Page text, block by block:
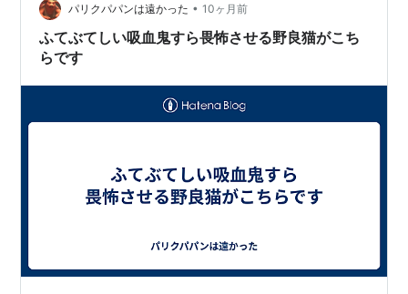
パリクパパンは遠かった • 10ヶ月前
ふてぶてしい吸血鬼すら畏怖させる野良猫がこち
らです